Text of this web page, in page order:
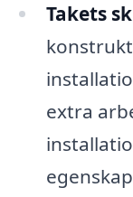
Takets
extra